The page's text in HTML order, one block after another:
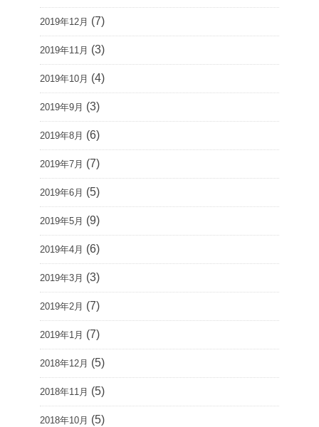
2019年12月 (7)
2019年11月 (3)
2019年10月 (4)
2019年9月 (3)
2019年8月 (6)
2019年7月 (7)
2019年6月 (5)
2019年5月 (9)
2019年4月 (6)
2019年3月 (3)
2019年2月 (7)
2019年1月 (7)
2018年12月 (5)
2018年11月 (5)
2018年10月 (5)